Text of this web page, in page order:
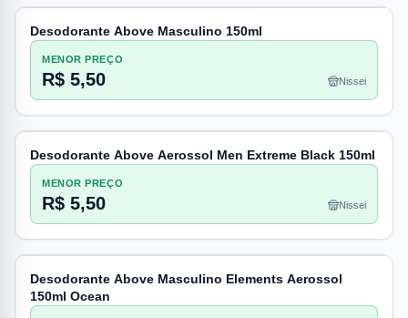
Desodorante Above Masculino 150ml
MENOR PREÇO
R$ 5,50 Nissei
Desodorante Above Aerossol Men Extreme Black 150ml
MENOR PREÇO
R$ 5,50 Nissei
Desodorante Above Masculino Elements Aerossol
150ml Ocean